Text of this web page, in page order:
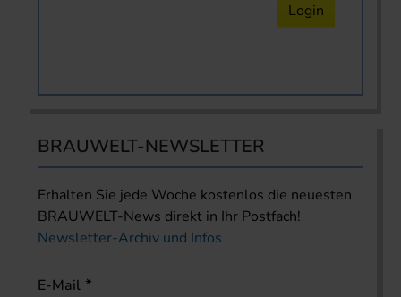
Login
BRAUWELT-NEWSLETTER
Erhalten Sie jede Woche kostenlos die neuesten
BRAUWELT-News direkt in Ihr Postfach!
Newsletter-Archiv und Infos
E-Mail